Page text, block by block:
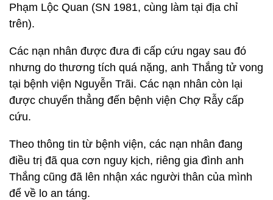
Phạm Lộc Quan (SN 1981, cùng làm tại địa chỉ
trên).
Các nạn nhân được đưa đi cấp cứu ngay sau đó
nhưng do thương tích quá nặng, anh Thắng tử vong
tại bệnh viện Nguyễn Trãi. Các nạn nhân còn lại
được chuyển thẳng đến bệnh viện Chợ Rẫy cấp
cứu.
Theo thông tin từ bệnh viện, các nạn nhân đang
điều trị đã qua cơn nguy kịch, riêng gia đình anh
Thắng cũng đã lên nhận xác người thân của mình
để về lo an táng.